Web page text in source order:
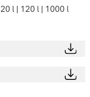
l | 120 l | 1000 l